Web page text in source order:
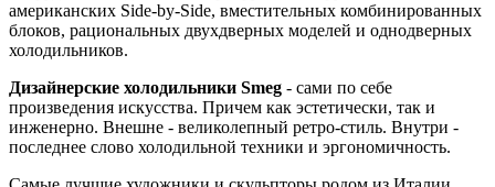
американских Side-by-Side, вместительных комбинированных
блоков, рациональных двухдверных моделей и однодверных
холодильников.
Дизайнерские холодильники Smeg - сами по себе
произведения искусства. Причем как эстетически, так и
инженерно. Внешне - великолепный ретро-стиль. Внутри -
последнее слово холодильной техники и эргономичность.